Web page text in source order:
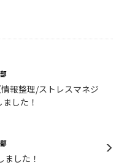
報整理/ストレスマネジ
した！
した！